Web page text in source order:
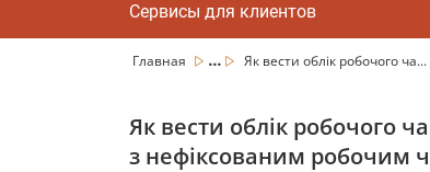
Сервисы для клиентов
Главная ... Як вести облік робочого ча...
Як вести облік робочого
з нефіксованим робочим